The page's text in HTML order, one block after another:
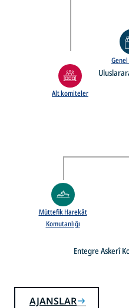
Alt komiteler
Müttefik Harekât
Komutanlığı
Entegre Askerî
AJANSLAR